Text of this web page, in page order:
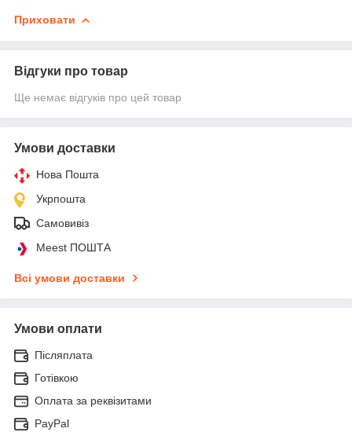
Приховати
Відгуки про товар
Ще немає відгуків про цей товар
Умови доставки
Нова Пошта
Укрпошта
Самовивіз
Meest ПОШТА
Всі умови доставки
Умови оплати
Післяплата
Готівкою
Оплата за реквізитами
PayPal